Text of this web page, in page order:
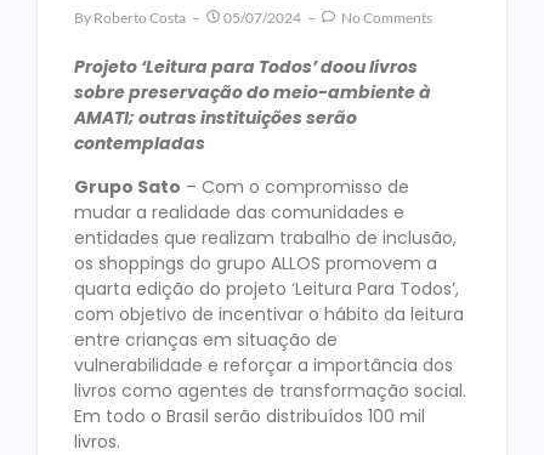
By Roberto Costa 05/07/2024 No Comments
Projeto ‘Leitura para Todos’ doou livros
sobre preservação do meio-ambiente à
AMATI; outras instituições serão
contempladas
Grupo Sato – Com o compromisso de
mudar a realidade das comunidades e
entidades que realizam trabalho de inclusão,
os shoppings do grupo ALLOS promovem a
quarta edição do projeto ‘Leitura Para Todos’,
com objetivo de incentivar o hábito da leitura
entre crianças em situação de
vulnerabilidade e reforçar a importância dos
livros como agentes de transformação social.
Em todo o Brasil serão distribuídos 100 mil
livros.